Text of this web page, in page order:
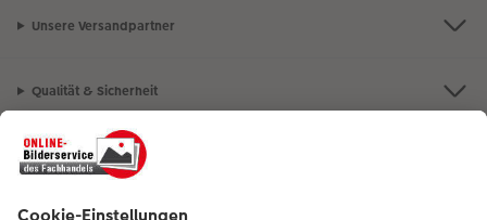
Unsere Versandpartner
Qualität & Sicherheit
Nachhaltigkeit bei CEWE